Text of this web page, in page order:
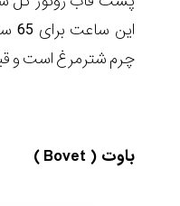
چرم شترمرغ است و قیمت آن 41300
باوت ( Bovet )